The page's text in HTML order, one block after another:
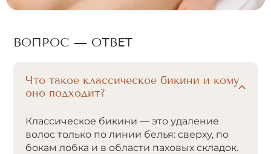
ВОПРОС — ОТВЕТ
Что такое классическое бикини и кому
оно подходит?
Классическое бикини — это удаление
волос только по линии белья: сверху, по
бокам лобка и в области паховых складок.